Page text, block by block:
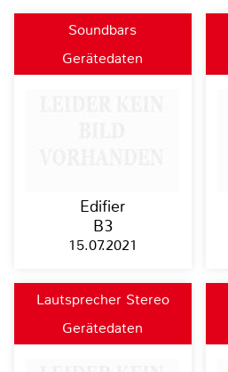
Soundbars
Gerätedaten
Edifier
B3
15.07.2021
Lautsprecher Stereo
Gerätedaten